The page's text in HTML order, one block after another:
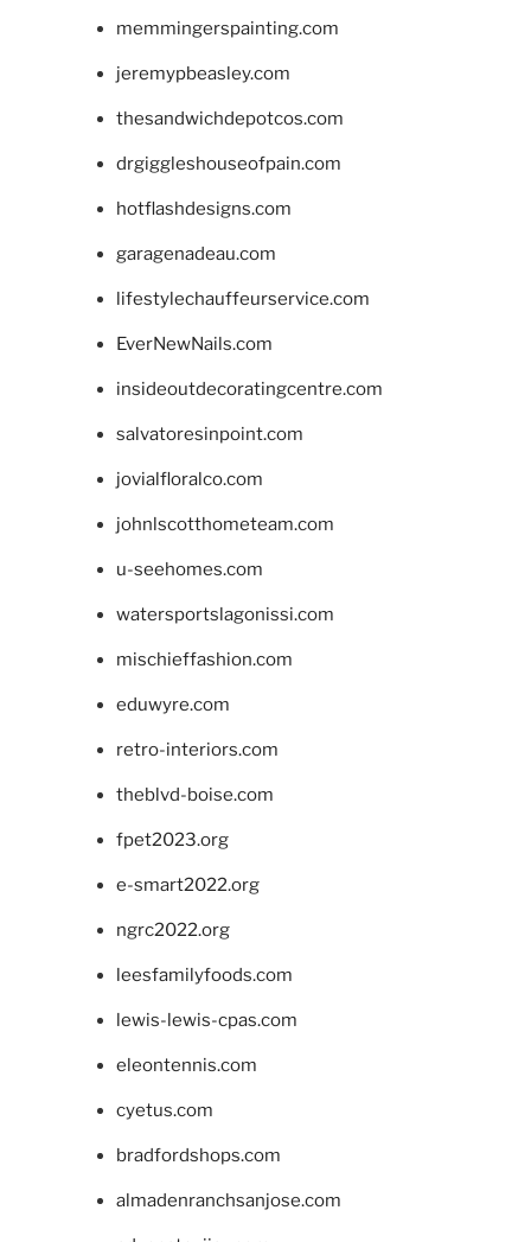
memmingerspainting.com
jeremypbeasley.com
thesandwichdepotcos.com
drgiggleshouseofpain.com
hotflashdesigns.com
garagenadeau.com
lifestylechauffeurservice.com
EverNewNails.com
insideoutdecoratingcentre.com
salvatoresinpoint.com
jovialfloralco.com
johnlscotthometeam.com
u-seehomes.com
watersportslagonissi.com
mischieffashion.com
eduwyre.com
retro-interiors.com
theblvd-boise.com
fpet2023.org
e-smart2022.org
ngrc2022.org
leesfamilyfoods.com
lewis-lewis-cpas.com
eleontennis.com
cyetus.com
bradfordshops.com
almadenranchsanjose.com